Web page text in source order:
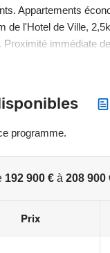
Appartements
de l'Hotel de Ville,
Proximité immédiate
conformes à la
de la mer
sol
programme.
192 900 € à 208 900
Prix